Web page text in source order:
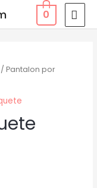
0
/ Pantalon por